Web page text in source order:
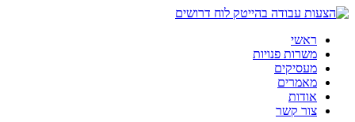
לוח דרושים
ראשי
משרות פנויות
מעסיקים
מאמרים
אודות
צור קשר